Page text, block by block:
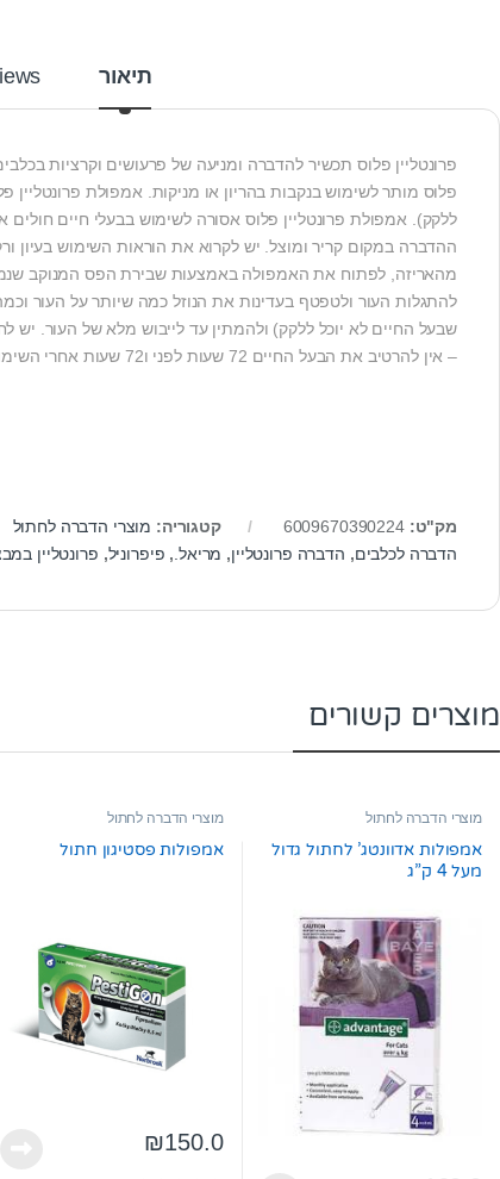
תיאור
פלוס מותר לשימוש בנקבות בהריון או מניקות. אמפולת פרונטליין
ללקק). אמפולת פרונטליין פלוס אסורה לשימוש בבעלי חיים
ההדברה במקום קריר ומוצל. יש לקרוא את הוראות השימוש
מהאריזה, לפתוח את האמפולה באמצעות שבירת הפס המנוקב
– אין להרטיב את הבעל החיים 72 שעות לפני ו72 שעות אחרי השימוש בפרונטליין פלוס.
מק"ט:6009670390224 קטגוריה: מוצרי הדברה לחתול
הדברה לכלבים, הדברה פרונטליין, מריאל. , פיפרוניל, פרונטליין
מוצרים קשורים
מוצרי הדברה לחתול
אמפולות אדוונטג’ לחתול גדול
מעל 4 ק”ג
מוצרי הדברה לחתול
אמפולות פסטיגון חתול
₪150.0